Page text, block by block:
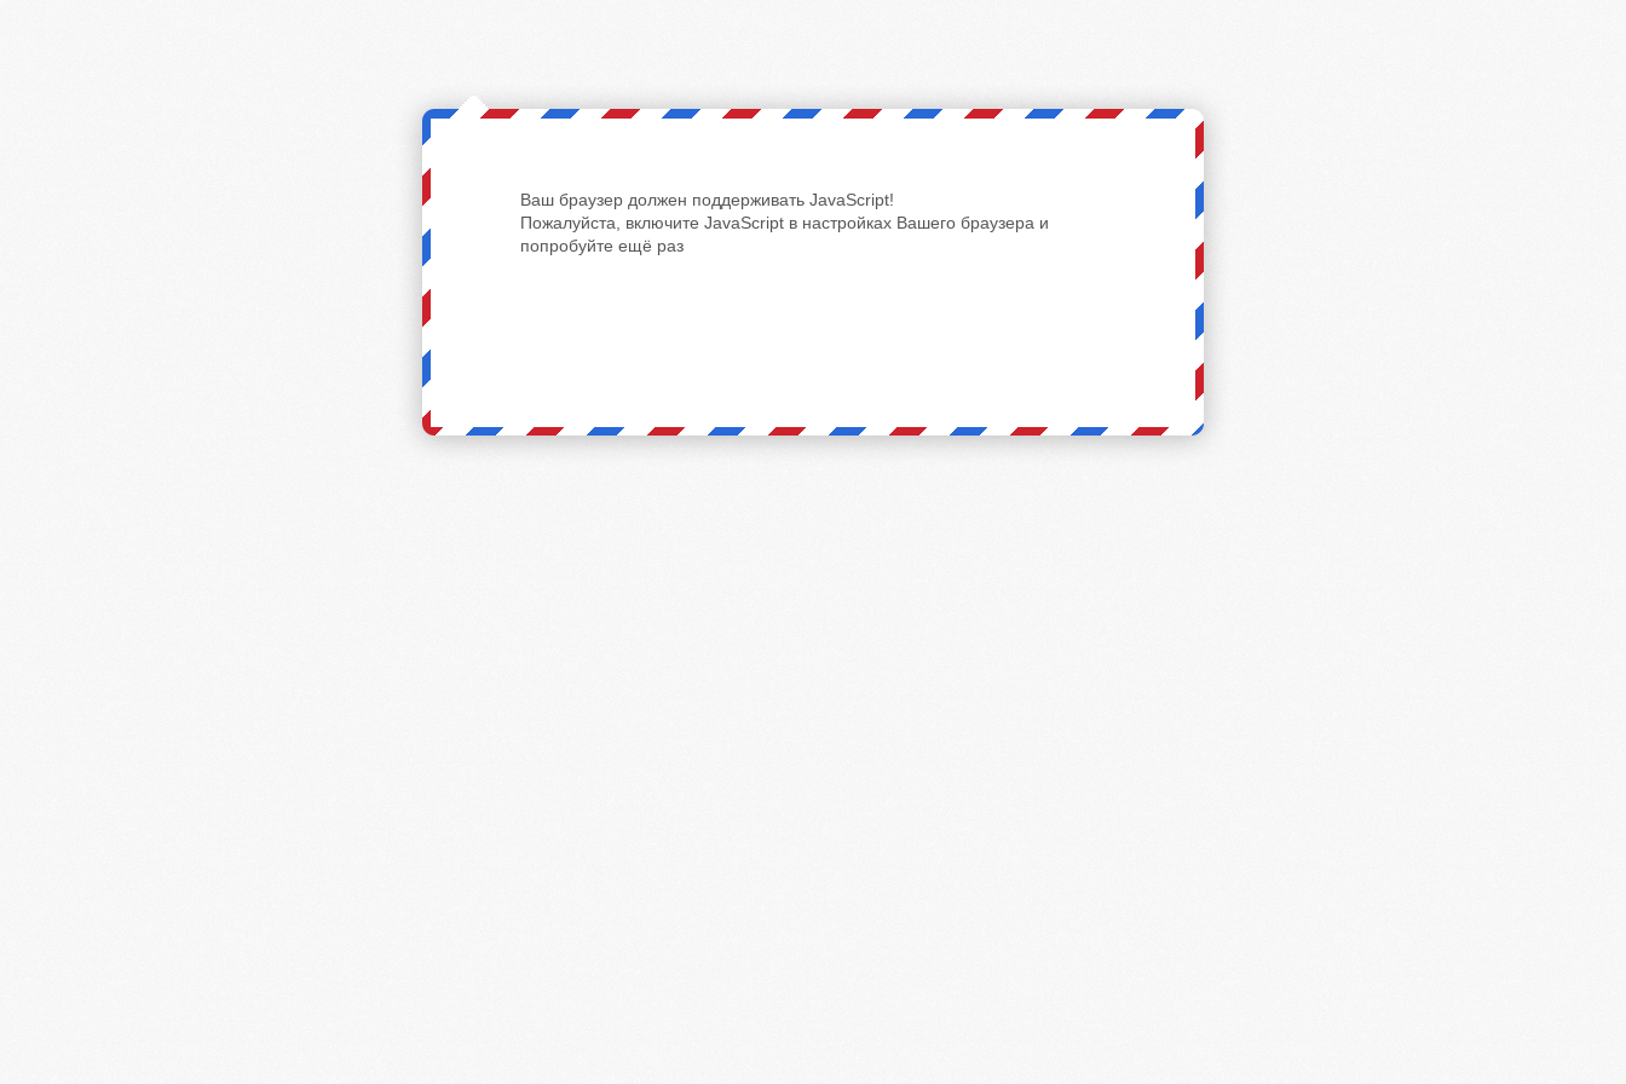
Ваш браузер должен поддерживать JavaScript!
Пожалуйста, включите JavaScript в настройках Вашего браузера и
попробуйте ещё раз